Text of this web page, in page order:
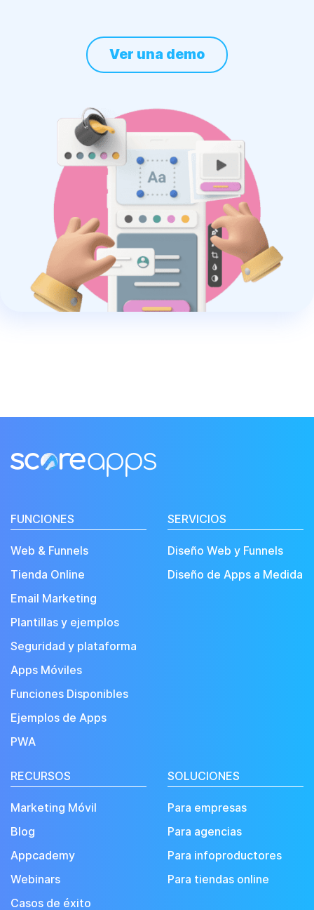
Ver una demo
FUNCIONES
Web & Funnels
Tienda Online
Email Marketing
Plantillas y ejemplos
Seguridad y plataforma
Apps Móviles
Funciones Disponibles
Ejemplos de Apps
PWA
SERVICIOS
Diseño Web y Funnels
Diseño de Apps a Medida
SOLUCIONES
Para empresas
Para agencias
Para infoproductores
Para tiendas online
RECURSOS
Marketing Móvil
Blog
Appcademy
Webinars
Casos de éxito